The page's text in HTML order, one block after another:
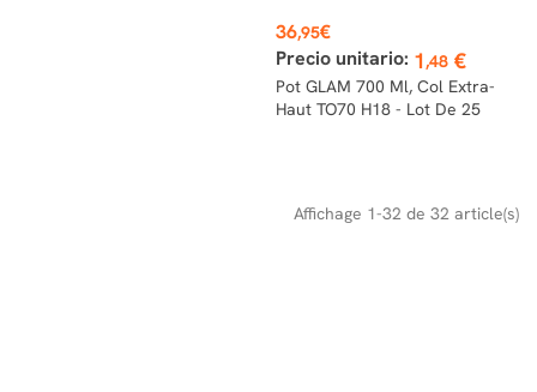
Prix
36,95€
Precio unitario: 1,48€
Pot GLAM 700 Ml, Col Extra-
Haut TO70 H18 - Lot De 25
Affichage 1-32 de 32 article(s)